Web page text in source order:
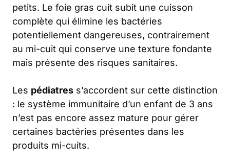
petits. Le foie gras cuit subit une cuisson
complète qui élimine les bactéries
potentiellement dangereuses, contrairement
au mi-cuit qui conserve une texture fondante
mais présente des risques sanitaires.
Les pédiatres s’accordent sur cette distinction
: le système immunitaire d’un enfant de 3 ans
n’est pas encore assez mature pour gérer
certaines bactéries présentes dans les
produits mi-cuits.